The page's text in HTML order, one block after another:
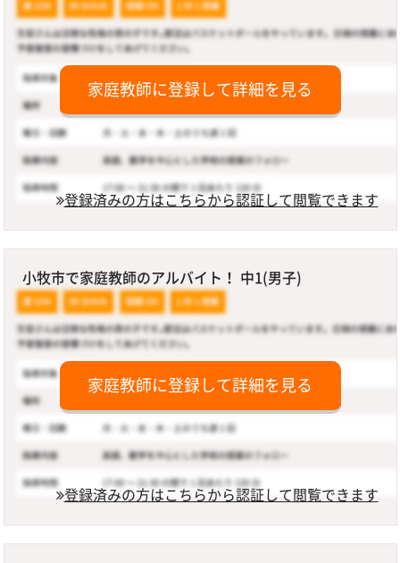
家庭教師に登録して詳細を見る
登録済みの方はこちらから認証して閲覧できます
小牧市で家庭教師のアルバイト！ 中1(男子)
家庭教師に登録して詳細を見る
登録済みの方はこちらから認証して閲覧できます